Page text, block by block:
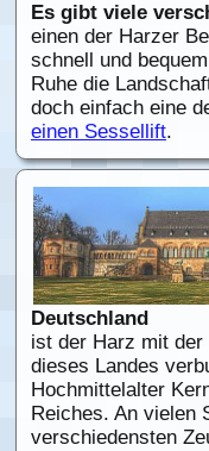
Es gibt viele
einen der Harzer
schnell und
Ruhe die
doch einfach eine
einen Sessellift.
Deutschland
ist der Harz mit
dieses Landes
Hochmittelalter
Reiches. An vielen
verschiedensten